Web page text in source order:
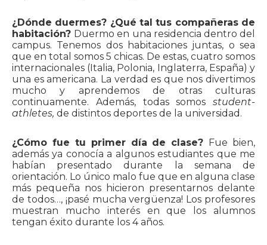
¿Dónde duermes? ¿Qué tal tus compañeras de
habitación? Duermo en una residencia dentro del
campus. Tenemos dos habitaciones juntas, o sea
que en total somos 5 chicas. De estas, cuatro somos
internacionales (Italia, Polonia, Inglaterra, España) y
una es americana. La verdad es que nos divertimos
mucho y aprendemos de otras culturas
continuamente. Además, todas somos student-
athletes, de distintos deportes de la universidad.
¿Cómo fue tu primer día de clase? Fue bien,
además ya conocía a algunos estudiantes que me
habían presentado durante la semana de
orientación. Lo único malo fue que en alguna clase
más pequeña nos hicieron presentarnos delante
de todos…, ¡pasé mucha vergüenza! Los profesores
muestran mucho interés en que los alumnos
tengan éxito durante los 4 años.